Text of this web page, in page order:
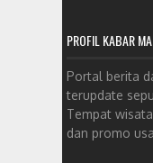
PROFIL KABAR
Portal berita
terupdate
Tempat
dan promo